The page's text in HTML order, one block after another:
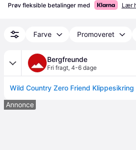
Prøv fleksible betalinger med Lær
Farve Promoveret
Bergfreunde
Fri fragt, 4-6 dage
Annonce